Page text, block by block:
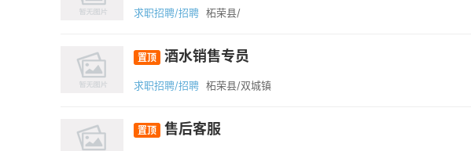
求职招聘/招聘 柘荣县/
置顶 酒水销售专员
求职招聘/招聘 柘荣县/双城镇
置顶 售后客服